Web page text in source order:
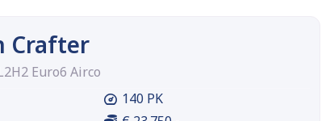
Crafter
Euro6 Airco
140 PK